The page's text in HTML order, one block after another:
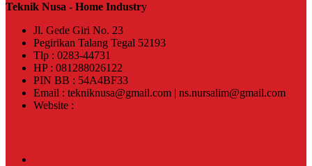
Teknik Nusa - Home Industry
Jl. Gede Giri No. 23
Pegirikan Talang Tegal 52193
Tlp : 0283-44731
HP : 081288026122
PIN BB : 54A4BF33
Email : tekniknusa@gmail.com | ns.nursalim@gmail.com
Website :